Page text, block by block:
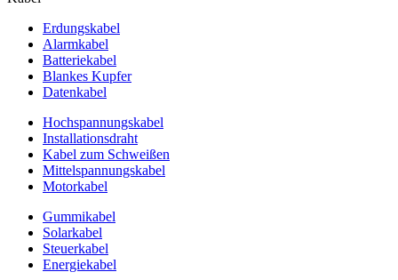
Erdungskabel
Alarmkabel
Batteriekabel
Blankes Kupfer
Datenkabel
Hochspannungskabel
Installationsdraht
Kabel zum Schweißen
Mittelspannungskabel
Motorkabel
Gummikabel
Solarkabel
Steuerkabel
Energiekabel